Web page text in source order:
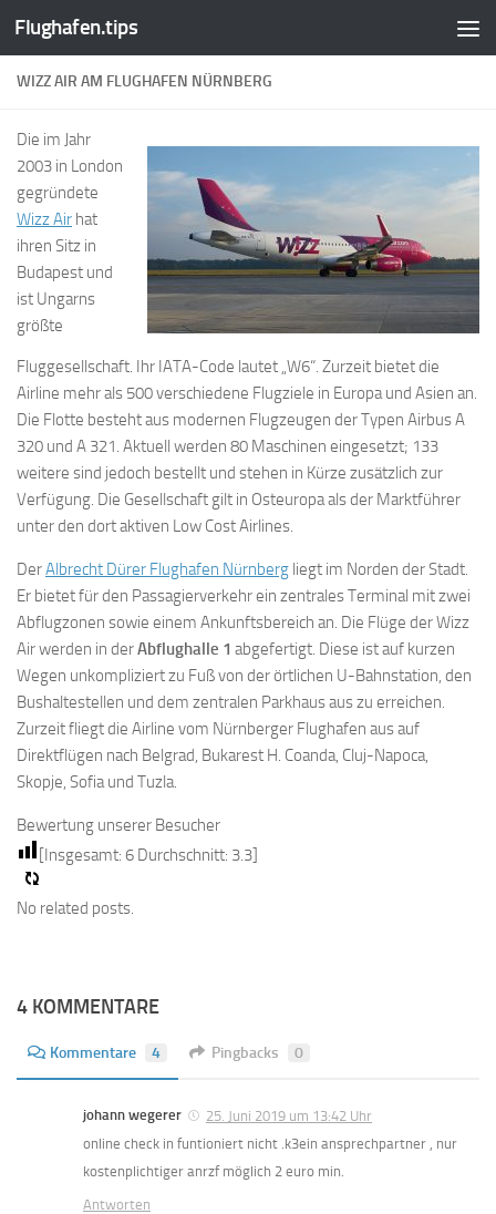
Zum Inhalt springen
Flughafen.tips
WIZZ AIR AM FLUGHAFEN NÜRNBERG
Die im Jahr
2003 in London
gegründete
Wizz Air hat
ihren Sitz in
Budapest und
ist Ungarns
größte
Fluggesellschaft. Ihr IATA-Code lautet „W6“. Zurzeit bietet die
Airline mehr als 500 verschiedene Flugziele in Europa und Asien an.
Die Flotte besteht aus modernen Flugzeugen der Typen Airbus A
320 und A 321. Aktuell werden 80 Maschinen eingesetzt; 133
weitere sind jedoch bestellt und stehen in Kürze zusätzlich zur
Verfügung. Die Gesellschaft gilt in Osteuropa als der Marktführer
unter den dort aktiven Low Cost Airlines.
DerAlbrecht Dürer Flughafen Nürnberg liegt im Norden der Stadt.
Er bietet für den Passagierverkehr ein zentrales Terminal mit zwei
Abflugzonen sowie einem Ankunftsbereich an. Die Flüge der Wizz
Air werden in derAbflughalle 1 abgefertigt. Diese ist auf kurzen
Wegen unkompliziert zu Fuß von der örtlichen U-Bahnstation, den
Bushaltestellen und dem zentralen Parkhaus aus zu erreichen.
Zurzeit fliegt die Airline vom Nürnberger Flughafen aus auf
Direktflügen nach Belgrad, Bukarest H. Coanda, Cluj-Napoca,
Skopje, Sofia und Tuzla.
Bewertung unserer Besucher
[Insgesamt: 6 Durchschnitt: 3.3]
No related posts.
4 KOMMENTARE
Kommentare 4 Pingbacks 0
johann wegerer
25. Juni 2019 um 13:42 Uhr
online check in funtioniert nicht .k3ein ansprechpartner , nur
kostenplichtiger anrzf möglich 2 euro min.
Antworten